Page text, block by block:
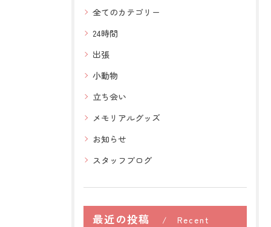
全てのカテゴリー
24時間
出張
小動物
立ち会い
メモリアルグッズ
お知らせ
スタッフブログ
最近の投稿
Recent